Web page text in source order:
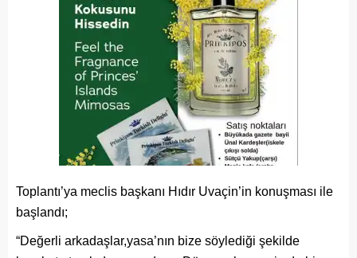
Toplantı’ya meclis başkanı Hıdır Uvaçin’in konuşması ile
başlandı;
“Değerli arkadaşlar,yasa’nın bize söylediği şekilde